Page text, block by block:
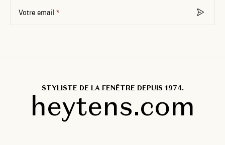
Votre email
STYLISTE DE LA FENÊTRE DEPUIS 1974.
heytens.com